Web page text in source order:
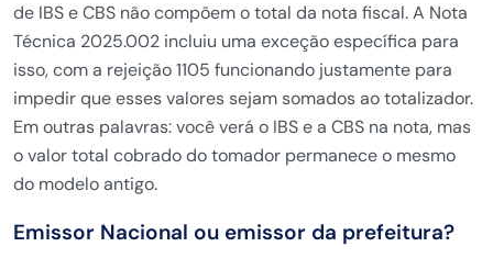
de IBS e CBS não compõem o total da nota fiscal. A Nota
Técnica 2025.002 incluiu uma exceção específica para
isso, com a rejeição 1105 funcionando justamente para
impedir que esses valores sejam somados ao totalizador.
Em outras palavras: você verá o IBS e a CBS na nota, mas
o valor total cobrado do tomador permanece o mesmo
do modelo antigo.
Emissor Nacional ou emissor da prefeitura?